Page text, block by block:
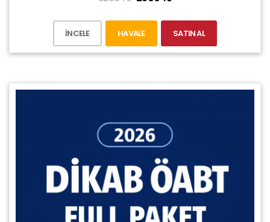
İNCELE HAVALE SATIN AL